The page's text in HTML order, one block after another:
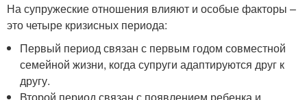
На супружеские отношения влияют и особые факторы –
это четыре кризисных периода:
Первый период связан с первым годом совместной
семейной жизни, когда супруги адаптируются друг к
другу.